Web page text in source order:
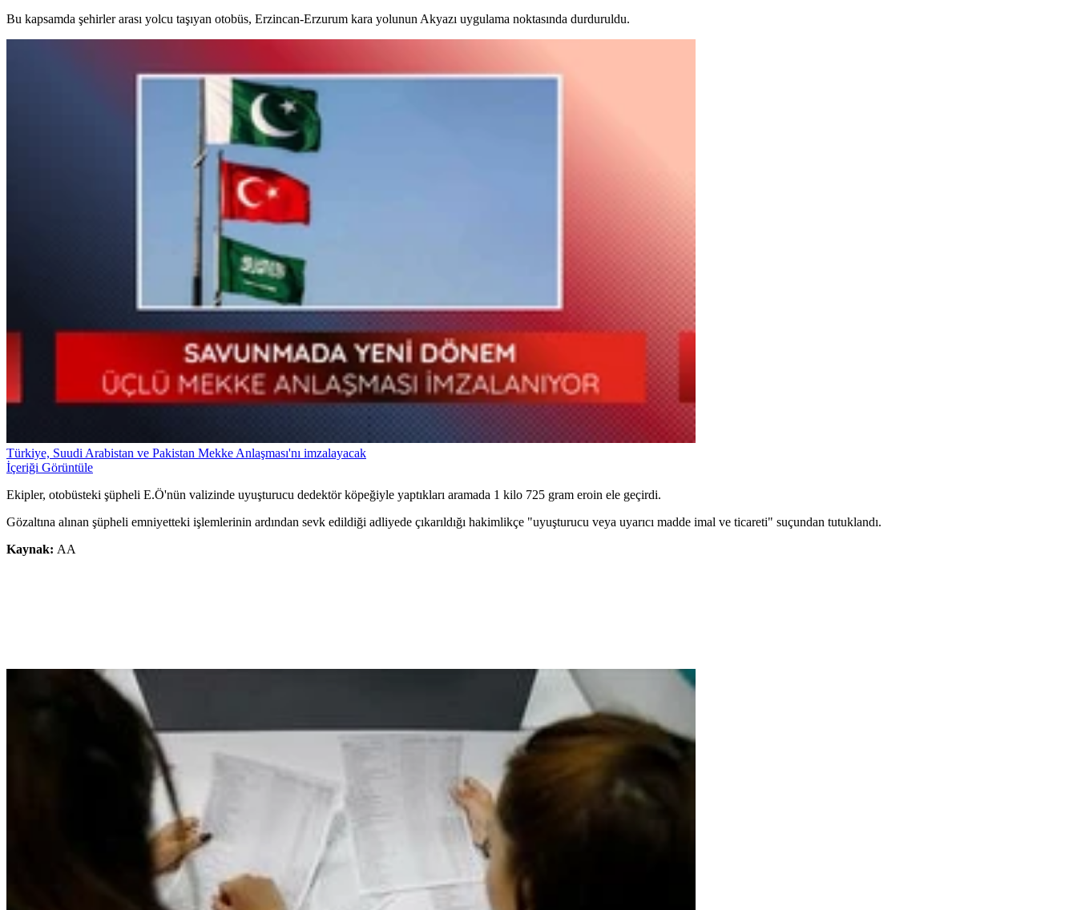
Bu kapsamda şehirler arası yolcu taşıyan otobüs, Erzincan-Erzurum kara yolunun Akyazı uygulama noktasında durduruldu.
Türkiye, Suudi Arabistan ve Pakistan Mekke Anlaşması'nı imzalayacak
İçeriği Görüntüle
Ekipler, otobüsteki şüpheli E.Ö'nün valizinde uyuşturucu dedektör köpeğiyle yaptıkları aramada 1 kilo 725 gram eroin ele geçirdi.
Gözaltına alınan şüpheli emniyetteki işlemlerinin ardından sevk edildiği adliyede çıkarıldığı hakimlikçe "uyuşturucu veya uyarıcı madde imal ve ticareti" suçundan tutuklandı.
Kaynak: AA